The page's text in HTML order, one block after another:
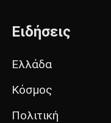
Ειδήσεις
Ελλάδα
Κόσμος
Πολιτική